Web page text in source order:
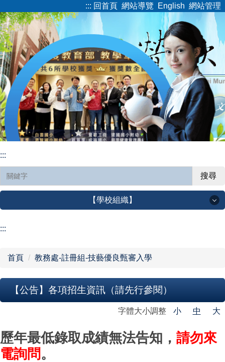
到
主
要
內
容
區
::: 回首頁 網站導覽 English 網站管理
:::
搜尋
【學校組織】
【學校組織】
網站導覽
:::
首頁 教務處-註冊組-技藝優良甄審入學
【公告】各項招生資訊（請先行參閱）
字體大小調整 小 中 大
歷年最低錄取成績無法告知， 請勿來
電詢問。